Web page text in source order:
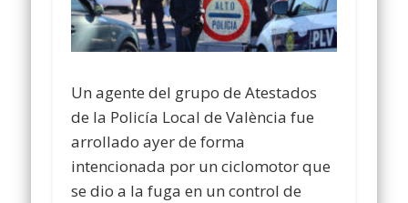
Un agente del grupo de Atestados
de la Policía Local de València fue
arrollado ayer de forma
intencionada por un ciclomotor que
se dio a la fuga en un control de